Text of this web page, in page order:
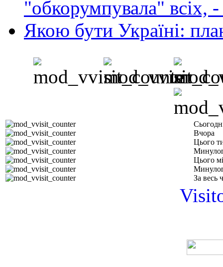
"обкорумпувала" всіх,
Якою бути Україні:
Вчора
Цього
Цього
За весь